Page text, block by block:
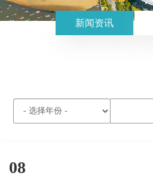
新闻资讯
08